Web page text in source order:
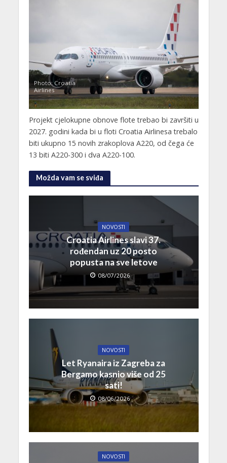
Photo: Croatia
Airlines
Projekt cjelokupne obnove flote trebao bi završiti u
2027. godini kada bi u floti Croatia Airlinesa trebalo
biti ukupno 15 novih zrakoplova A220, od čega će
13 biti A220-300 i dva A220-100.
Možda vam se sviđa
NOVOSTI
Croatia Airlines slavi 37.
rođendan uz 20 posto
popusta na sve letove
08/07/2026
NOVOSTI
Let Ryanaira iz Zagreba za
Bergamo kasnio više od 25
sati!
08/06/2026
NOVOSTI